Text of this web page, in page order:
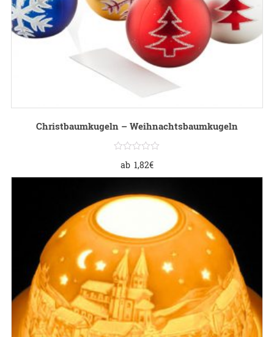
Christbaumkugeln – Weihnachtsbaumkugeln
ab 1,82€